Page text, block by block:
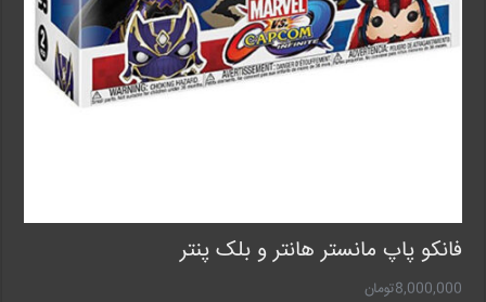
فانکو پاپ مانستر هانتر و بلک پنتر
8,000,000تومان